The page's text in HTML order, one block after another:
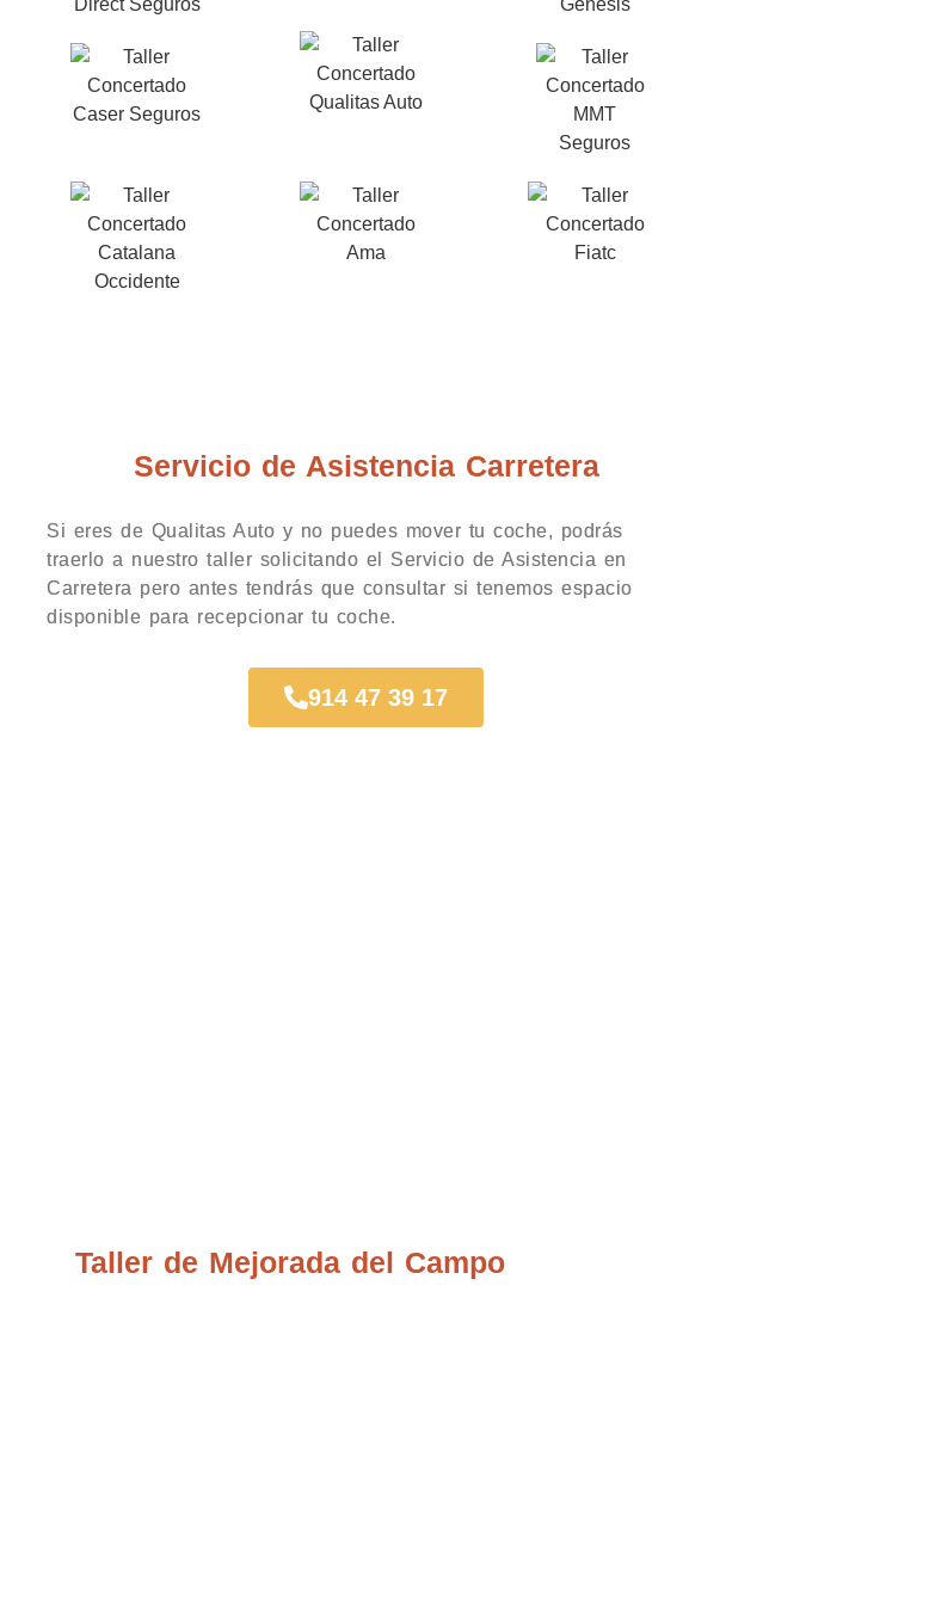
Servicio de Asistencia Carretera
Si eres de Qualitas Auto y no puedes mover tu coche, podrás
traerlo a nuestro taller solicitando el Servicio de Asistencia en
Carretera pero antes tendrás que consultar si tenemos espacio
disponible para recepcionar tu coche.
914 47 39 17
Taller de Mejorada del Campo